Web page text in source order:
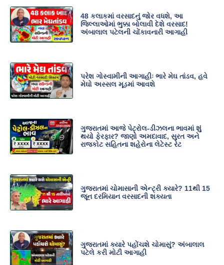
48 કલાકમાં વરસાદનું જોર વધશે, આ
જિલ્લાઓમાં ભુક્કા બોલાવી દેશે વરસાદ!
અંબાલાલ પટેલની ચોંકાવનારી આગાહી
પરેશ ગોસ્વામીની આગાહીઃ ભારે મેઘ તાંડવ, હવે
મેઘો અસ્સલ મૂડમાં આવશે
ગુજરાતમાં આજે પેટ્રોલ-ડીઝલના ભાવમાં શું
થયો ફેરફાર? જાણો અમદાવાદ, સુરત અને
રાજકોટ સહિતના શહેરોના લેટેસ્ટ રેટ
ગુજરાતમાં ચોમાસાની એન્ટ્રી ક્યારે? 11થી 15
જૂન દરમિયાન વરસાદની શક્યતા
ગુજરાતમાં ક્યારે પહોંચશે ચોમાસું? અંબાલાલ
પટેલે કરી મોટી આગાહી